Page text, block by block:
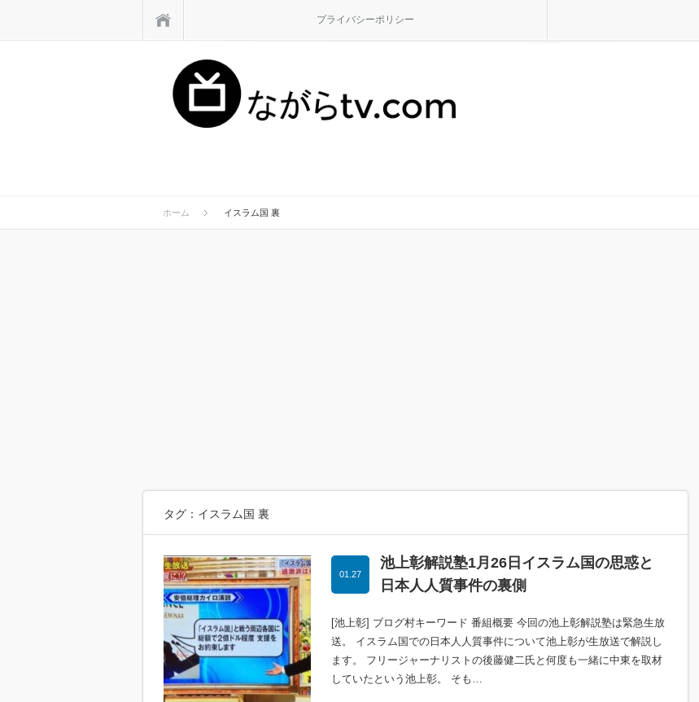
プライバシーポリシー
ホーム イスラム国 裏
タグ：イスラム国 裏
池上彰解説塾1月26日イスラム国の思惑と
日本人人質事件の裏側
01.27
[池上彰] ブログ村キーワード 番組概要 今回の池上彰解説塾は緊急生放
送。 イスラム国での日本人人質事件について池上彰が生放送で解説し
ます。 フリージャーナリストの後藤健二氏と何度も一緒に中東を取材
していたという池上彰。 そも…